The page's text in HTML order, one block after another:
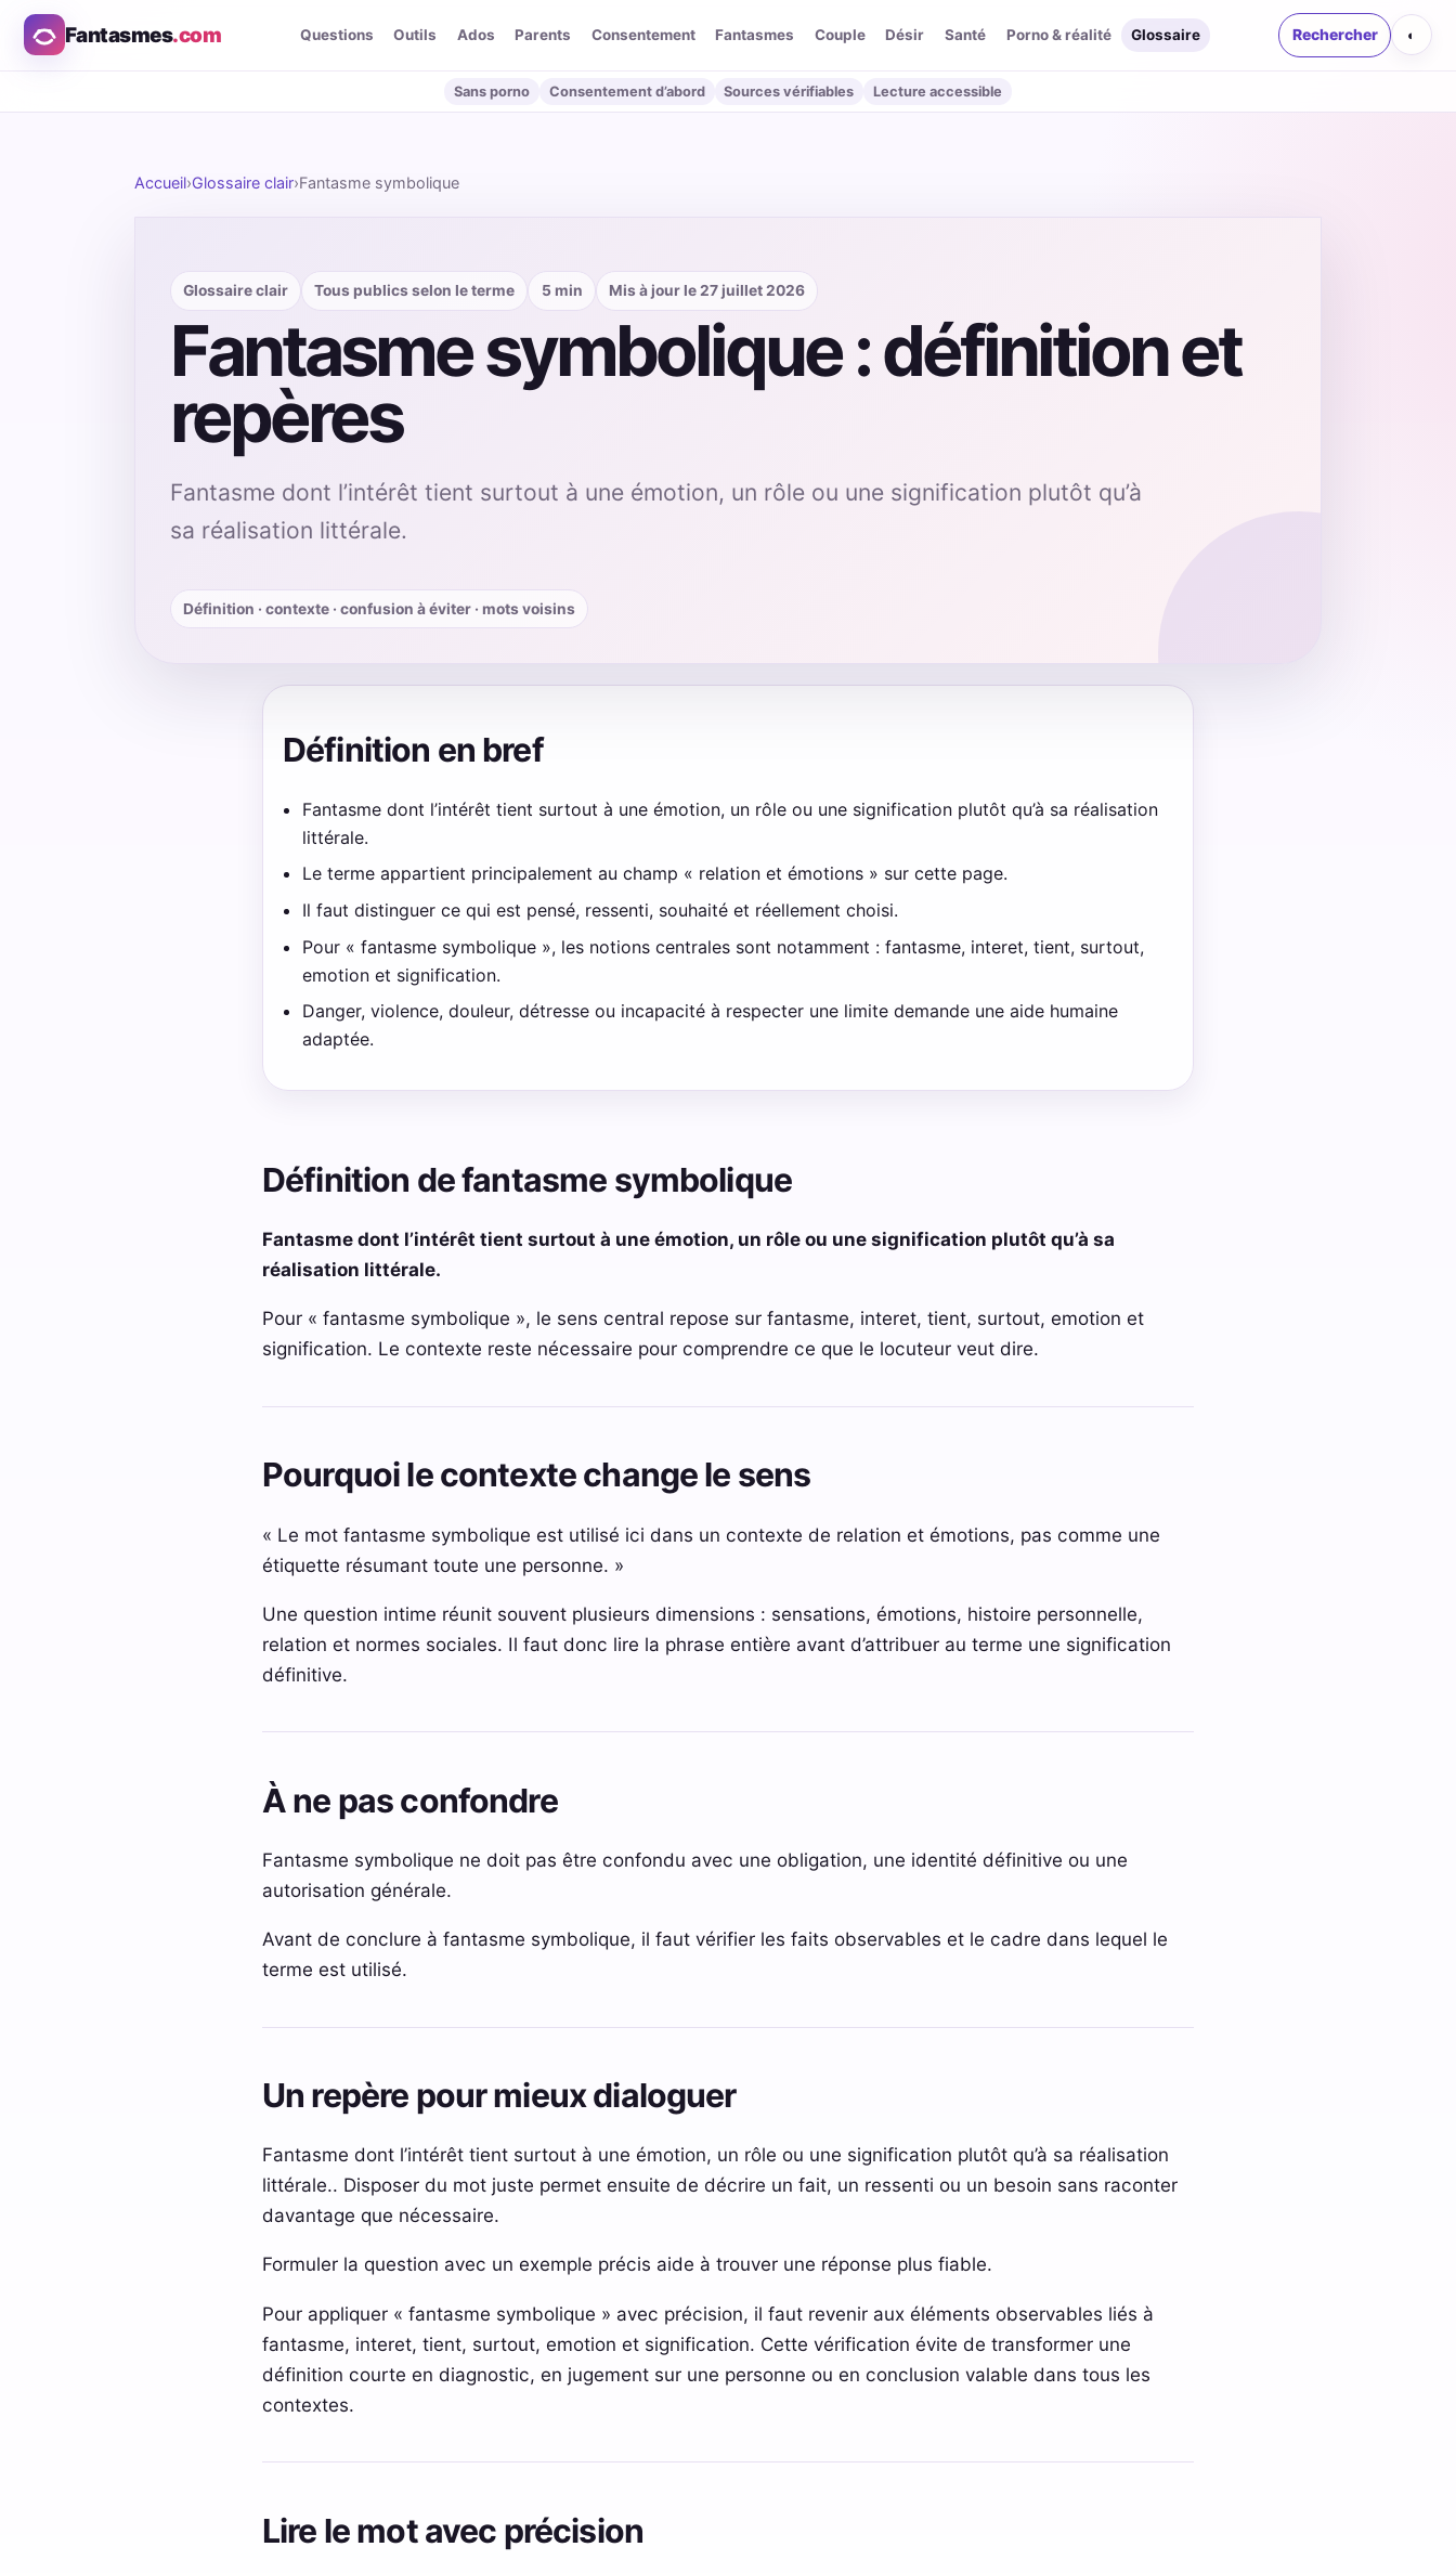
Fantasmes.com Questions Outils Ados Parents Consentement Fantasmes Couple Désir Santé Porno & réalité Glossaire Rechercher ◐
Sans porno Consentement d’abord Sources vérifiables Lecture accessible
Accueil›Glossaire clair›Fantasme symbolique
Glossaire clair Tous publics selon le terme 5 min Mis à jour le 27 juillet 2026
Fantasme symbolique : définition et
repères
Fantasme dont l’intérêt tient surtout à une émotion, un rôle ou une signification plutôt qu’à
sa réalisation littérale.
Définition · contexte · confusion à éviter · mots voisins
Définition en bref
Fantasme dont l’intérêt tient surtout à une émotion, un rôle ou une signification plutôt qu’à sa réalisation
littérale.
Le terme appartient principalement au champ « relation et émotions » sur cette page.
Il faut distinguer ce qui est pensé, ressenti, souhaité et réellement choisi.
Pour « fantasme symbolique », les notions centrales sont notamment : fantasme, interet, tient, surtout,
emotion et signification.
Danger, violence, douleur, détresse ou incapacité à respecter une limite demande une aide humaine
adaptée.
Définition de fantasme symbolique
Fantasme dont l’intérêt tient surtout à une émotion, un rôle ou une signification plutôt qu’à sa
réalisation littérale.
Pour « fantasme symbolique », le sens central repose sur fantasme, interet, tient, surtout, emotion et
signification. Le contexte reste nécessaire pour comprendre ce que le locuteur veut dire.
Pourquoi le contexte change le sens
« Le mot fantasme symbolique est utilisé ici dans un contexte de relation et émotions, pas comme une
étiquette résumant toute une personne. »
Une question intime réunit souvent plusieurs dimensions : sensations, émotions, histoire personnelle,
relation et normes sociales. Il faut donc lire la phrase entière avant d’attribuer au terme une signification
définitive.
À ne pas confondre
Fantasme symbolique ne doit pas être confondu avec une obligation, une identité définitive ou une
autorisation générale.
Avant de conclure à fantasme symbolique, il faut vérifier les faits observables et le cadre dans lequel le
terme est utilisé.
Un repère pour mieux dialoguer
Fantasme dont l’intérêt tient surtout à une émotion, un rôle ou une signification plutôt qu’à sa réalisation
littérale.. Disposer du mot juste permet ensuite de décrire un fait, un ressenti ou un besoin sans raconter
davantage que nécessaire.
Formuler la question avec un exemple précis aide à trouver une réponse plus fiable.
Pour appliquer « fantasme symbolique » avec précision, il faut revenir aux éléments observables liés à
fantasme, interet, tient, surtout, emotion et signification. Cette vérification évite de transformer une
définition courte en diagnostic, en jugement sur une personne ou en conclusion valable dans tous les
contextes.
Lire le mot avec précision